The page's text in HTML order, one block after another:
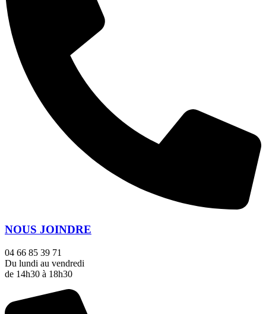
NOUS JOINDRE
04 66 85 39 71
Du lundi au vendredi
de 14h30 à 18h30